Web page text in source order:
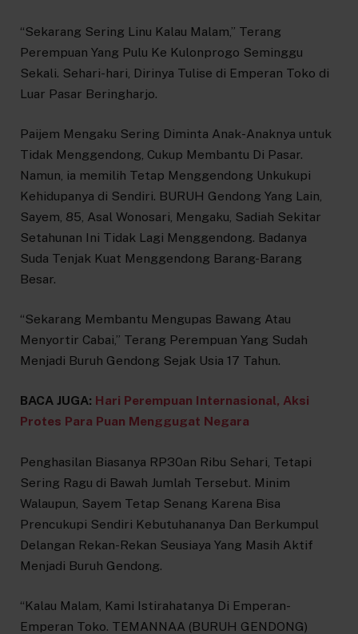
“Sekarang Sering Linu Kalau Malam,” Terang
Perempuan Yang Pulu Ke Kulonprogo Seminggu
Sekali. Sehari-hari, Dirinya Tulise di Emperan Toko di
Luar Pasar Beringharjo.
Paijem Mengaku Sering Diminta Anak-Anaknya untuk
Tidak Menggendong, Cukup Membantu Di Pasar.
Namun, ia memilih Tetap Menggendong Unkukupi
Kehidupanya di Sendiri. BURUH Gendong Yang Lain,
Sayem, 85, Asal Wonosari, Mengaku, Sadiah Sekitar
Setahunan Ini Tidak Lagi Menggendong. Badanya
Suda Tenjak Kuat Menggendong Barang-Barang
Besar.
“Sekarang Membantu Mengupas Bawang Atau
Menyortir Cabai,” Terang Perempuan Yang Sudah
Menjadi Buruh Gendong Sejak Usia 17 Tahun.
BACA JUGA: Hari Perempuan Internasional, Aksi
Protes Para Puan Menggugat Negara
Penghasilan Biasanya RP30an Ribu Sehari, Tetapi
Sering Ragu di Bawah Jumlah Tersebut. Minim
Walaupun, Sayem Tetap Senang Karena Bisa
Prencukupi Sendiri Kebutuhananya Dan Berkumpul
Delangan Rekan-Rekan Seusiaya Yang Masih Aktif
Menjadi Buruh Gendong.
“Kalau Malam, Kami Istirahatanya Di Emperan-
Emperan Toko. TEMANNAA (BURUH GENDONG)